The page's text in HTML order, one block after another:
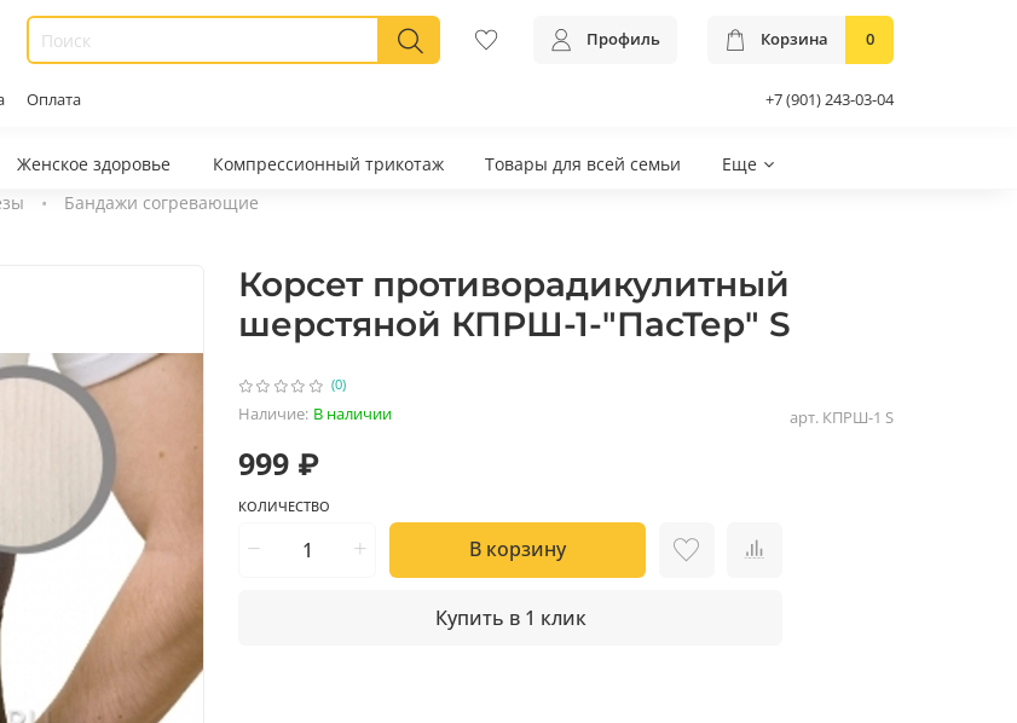
Профиль Корзина 0
Оплата +7 (901) 243-03-04
Женское здоровье Компрессионный трикотаж Товары для всей семьи
Еще
Бандажи согревающие
(0)
арт. КПРШ-1 S
Наличие: В наличии
Корсет противорадикулитный
шерстяной КПРШ-1-"ПасТер" S
999 ₽
КОЛИЧЕСТВО
В корзину
Купить в 1 клик